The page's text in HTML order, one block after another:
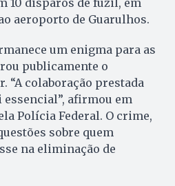
10 disparos de fuzil, em
aeroporto de Guarulhos.
um enigma para as
publicamente o
“A colaboração prestada
afirmou em
Polícia Federal. O crime,
sobre quem
na eliminação de